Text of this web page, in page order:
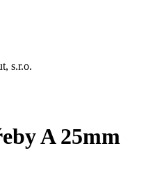
s.r.o.
A 25mm